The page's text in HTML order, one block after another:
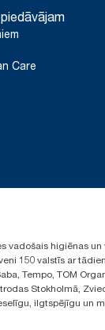
Care
vadošais higiēnas
150 valstīs ar
Tempo, TOM
Stokholmā,
ilgtspējīgu un